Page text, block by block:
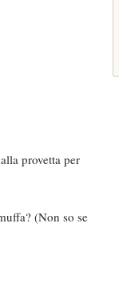
provetta per
(Non so se